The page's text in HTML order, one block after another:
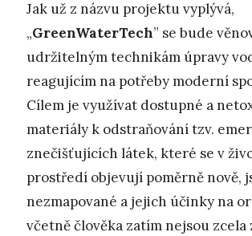
Jak už z názvu projektu vyplývá,
„GreenWaterTech” se bude
udržitelným technikám úpravy
reagujícím na potřeby moderní
Cílem je využívat dostupné a
materiály k odstraňování tzv.
znečišťujících látek, které se v
prostředí objevují poměrně nově,
nezmapované a jejich účinky na
včetně člověka zatím nejsou zcela